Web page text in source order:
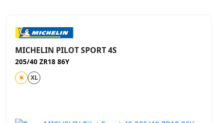
MICHELIN PILOT SPORT 4S
205/40 ZR18 86Y
XL